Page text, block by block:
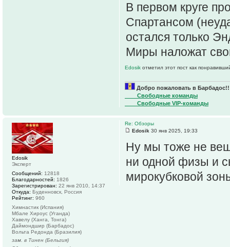
В первом круге
Спартансом
остался только
Миры наложат
Edosik отметил этот пост как
Добро пожаловать в
____Свободные команды
____Свободные VIP-команды
Re: Обзоры
Edosik 30 янв 2025, 19:33
Ну мы тоже не
ни одной физы и
мирокубковой
Edosik
Эксперт
Сообщений: 12818
Благодарностей: 1826
Зарегистрирован: 22 янв 2010, 14:37
Откуда: Буденновск, Россия
Рейтинг: 960
Химнастик (Испания)
Мбале Хироус (Уганда)
Хавелу (Ханга, Тонга)
Даймондшир (Барбадос)
Вольта Редонда (Бразилия)
зам. в Тинен (Бельгия)